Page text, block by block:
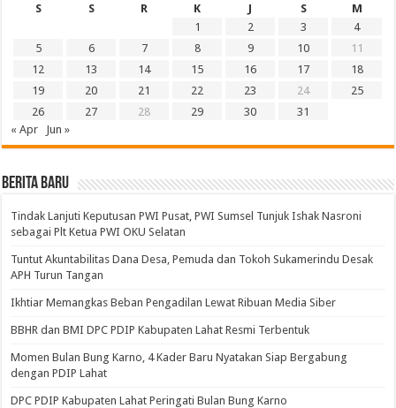
S
S R K J S
M
1
2 3
4
5
6 7 8 9 10
11
12
13 14 15 16 17
18
19
20 21 22 23 24
25
26
27 28 29 30
31
« Apr
Jun »
BERITA BARU
Tindak Lanjuti Keputusan PWI Pusat, PWI Sumsel Tunjuk Ishak Nasroni
sebagai Plt Ketua PWI OKU Selatan
Tuntut Akuntabilitas Dana Desa, Pemuda dan Tokoh Sukamerindu Desak
APH Turun Tangan
Ikhtiar Memangkas Beban Pengadilan Lewat Ribuan Media Siber
BBHR dan BMI DPC PDIP Kabupaten Lahat Resmi Terbentuk
Momen Bulan Bung Karno, 4 Kader Baru Nyatakan Siap Bergabung
dengan PDIP Lahat
DPC PDIP Kabupaten Lahat Peringati Bulan Bung Karno